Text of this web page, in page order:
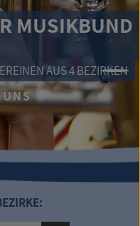
MUSIKBUND
AUS 4 BEZIRKEN